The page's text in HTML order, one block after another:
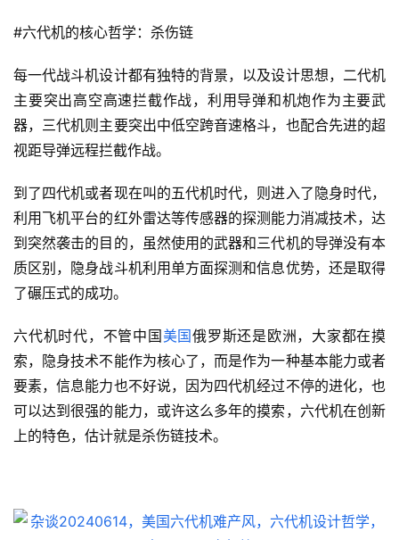
#六代机的核心哲学：杀伤链
每一代战斗机设计都有独特的背景，以及设计思想，二代机
主要突出高空高速拦截作战，利用导弹和机炮作为主要武
器，三代机则主要突出中低空跨音速格斗，也配合先进的超
视距导弹远程拦截作战。
到了四代机或者现在叫的五代机时代，则进入了隐身时代，
利用飞机平台的红外雷达等传感器的探测能力消减技术，达
到突然袭击的目的，虽然使用的武器和三代机的导弹没有本
质区别，隐身战斗机利用单方面探测和信息优势，还是取得
了碾压式的成功。
六代机时代，不管中国美国俄罗斯还是欧洲，大家都在摸
索，隐身技术不能作为核心了，而是作为一种基本能力或者
要素，信息能力也不好说，因为四代机经过不停的进化，也
可以达到很强的能力，或许这么多年的摸索，六代机在创新
上的特色，估计就是杀伤链技术。